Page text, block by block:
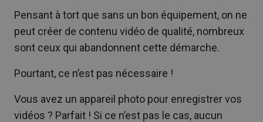
Pensant à tort que sans un bon équipement, on ne
peut créer de contenu vidéo de qualité, nombreux
sont ceux qui abandonnent cette démarche.
Pourtant, ce n’est pas nécessaire !
Vous avez un appareil photo pour enregistrer vos
vidéos ? Parfait ! Si ce n’est pas le cas, aucun